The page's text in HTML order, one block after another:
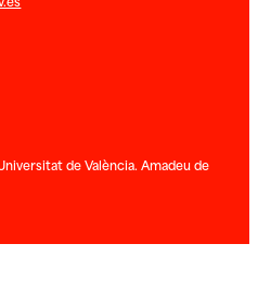
de València. Amadeu de